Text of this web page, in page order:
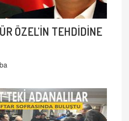
ÖZEL'İN TEHDİDİNE